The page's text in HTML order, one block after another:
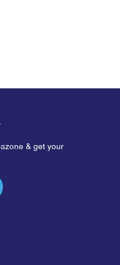
& get your